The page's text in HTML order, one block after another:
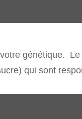
génétique. Le
qui sont